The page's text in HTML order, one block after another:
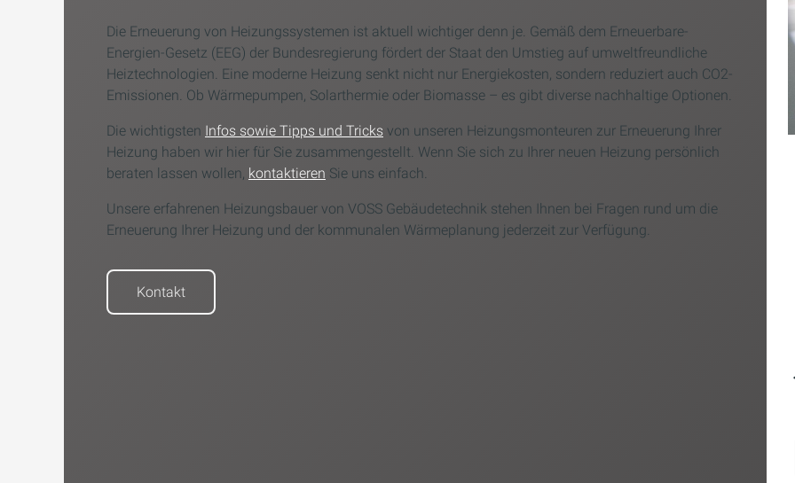
Die Erneuerung von Heizungssystemen ist aktuell wichtiger denn je. Gemäß dem Erneuerbare-
Energien-Gesetz (EEG) der Bundesregierung fördert der Staat den Umstieg auf umweltfreundliche
Heiztechnologien. Eine moderne Heizung senkt nicht nur Energiekosten, sondern reduziert auch CO2-
Emissionen. Ob Wärmepumpen, Solarthermie oder Biomasse – es gibt diverse nachhaltige Optionen.
Die wichtigsten Infos sowie Tipps und Tricks von unseren Heizungsmonteuren zur Erneuerung Ihrer
Heizung haben wir hier für Sie zusammengestellt. Wenn Sie sich zu Ihrer neuen Heizung persönlich
beraten lassen wollen, kontaktieren Sie uns einfach.
Unsere erfahrenen Heizungsbauer von VOSS Gebäudetechnik stehen Ihnen bei Fragen rund um die
Erneuerung Ihrer Heizung und der kommunalen Wärmeplanung jederzeit zur Verfügung.
Kontakt